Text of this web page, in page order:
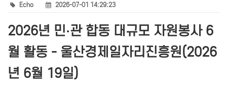
Echo 2026-07-01 14:29:23
2026년 민·관 합동 대규모 자원봉사 6
월 활동 - 울산경제일자리진흥원(2026
년 6월 19일)